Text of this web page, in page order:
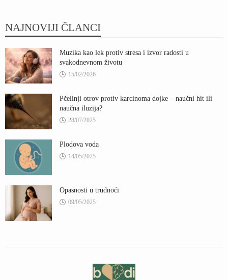
NAJNOVIJI ČLANCI
Muzika kao lek protiv stresa i izvor radosti u
svakodnevnom životu
15/02/2026
Pčelinji otrov protiv karcinoma dojke – naučni hit ili
naučna iluzija?
28/07/2025
Plodova voda
14/05/2025
Opasnosti u trudnoći
09/05/2025